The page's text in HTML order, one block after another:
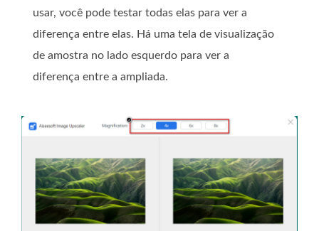
usar, você pode testar todas elas para ver a
diferença entre elas. Há uma tela de visualização
de amostra no lado esquerdo para ver a
diferença entre a ampliada.